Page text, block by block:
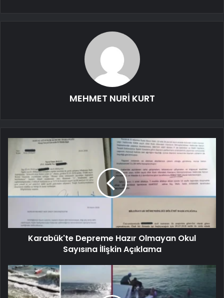
MEHMET NURİ KURT
Karabük'te Depreme Hazır Olmayan Okul
Sayısına İlişkin Açıklama